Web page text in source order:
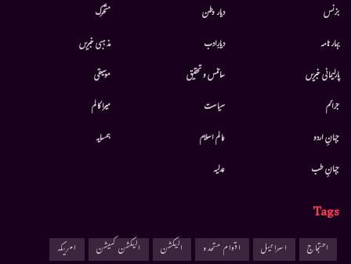
بزنس
بہار نامہ
پارلیمانی خبریں
جرائم
جہانِ اردو
جہانِ طب
دیار وطن
دیارِادب
سائنس و تحقیق
سیاست
عالم اسلام
عدلیہ
متحرك
مذہبی خبریں
موسيقى
میرا کالم
ہمسایہ
Tags
احتجاج اسرائیل اقوام متحدہ الیکشن الیکشن کمیشن امریکہ